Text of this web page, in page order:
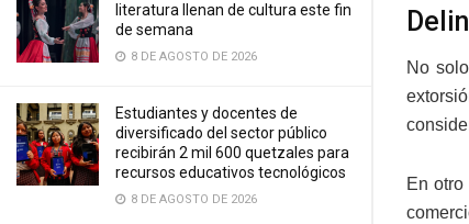
literatura llenan de cultura este fin
de semana
8 DE AGOSTO DE 2026
Estudiantes y docentes de
diversificado del sector público
recibirán 2 mil 600 quetzales para
recursos educativos tecnológicos
8 DE AGOSTO DE 2026
No
En